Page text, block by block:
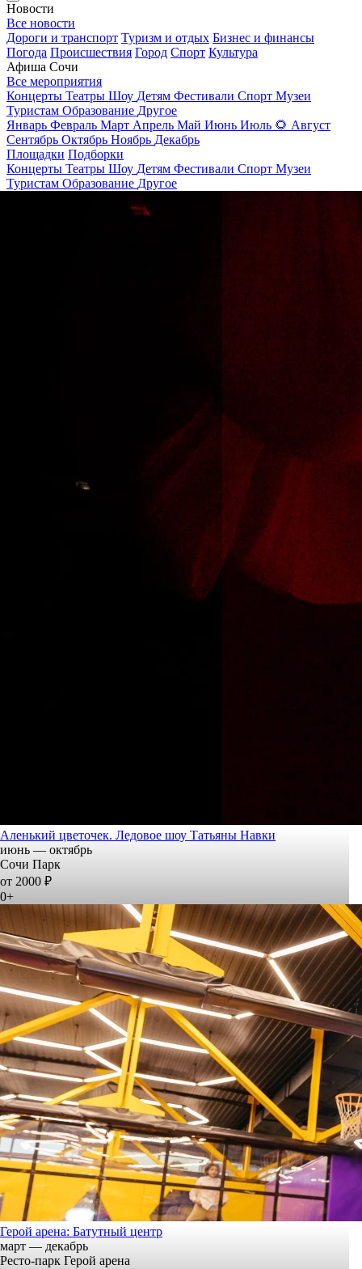
Новости
Все новости
Дороги и транспорт Туризм и отдых Бизнес и финансы
Погода Происшествия Город Спорт Культура
Афиша Сочи
Все мероприятия
Концерты Театры Шоу Детям Фестивали Спорт Музеи
Туристам Образование Другое
Январь Февраль Март Апрель Май Июнь Июль 🌻 Август
Сентябрь Октябрь Ноябрь Декабрь
Площадки Подборки
Концерты Театры Шоу Детям Фестивали Спорт Музеи
Туристам Образование Другое
Аленький цветочек. Ледовое шоу Татьяны Навки
июнь — октябрь
Сочи Парк
от 2000 ₽
0+
Герой арена: Батутный центр
март — декабрь
Ресто-парк Герой арена